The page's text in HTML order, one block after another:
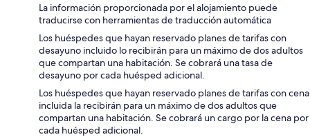
La información proporcionada por el alojamiento puede
traducirse con herramientas de traducción automática
Los huéspedes que hayan reservado planes de tarifas con
desayuno incluido lo recibirán para un máximo de dos adultos
que compartan una habitación. Se cobrará una tasa de
desayuno por cada huésped adicional.
Los huéspedes que hayan reservado planes de tarifas con cena
incluida la recibirán para un máximo de dos adultos que
compartan una habitación. Se cobrará un cargo por la cena por
cada huésped adicional.